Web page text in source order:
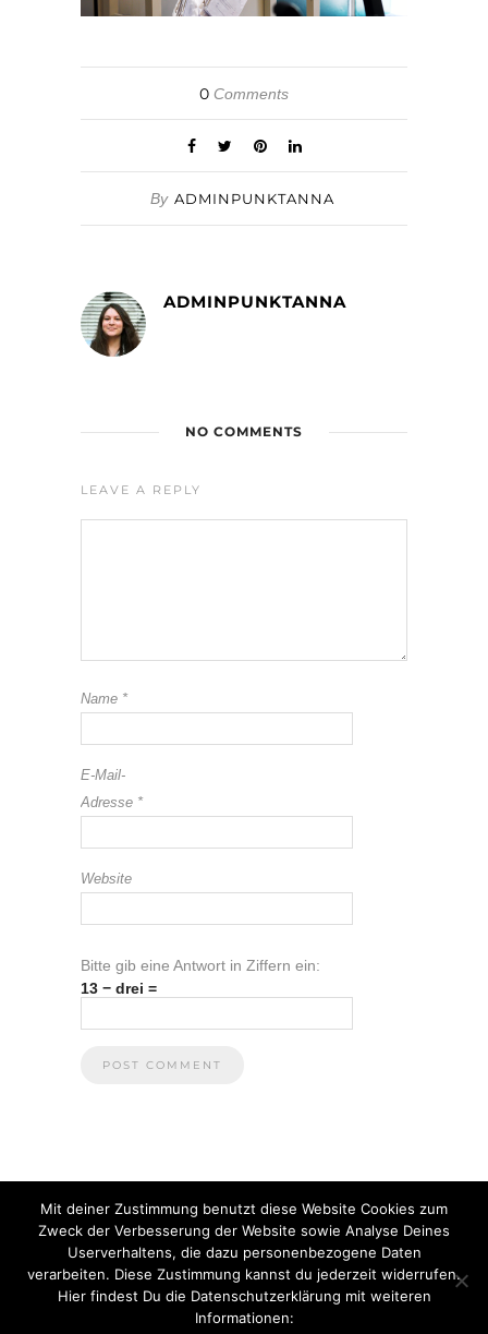
0 Comments
By ADMINPUNKTANNA
ADMINPUNKTANNA
NO COMMENTS
LEAVE A REPLY
Name *
E-Mail-
Adresse *
Website
Bitte gib eine Antwort in Ziffern ein:
13 − drei =
Mit deiner Zustimmung benutzt diese Website Cookies zum
Zweck der Verbesserung der Website sowie Analyse Deines
Userverhaltens, die dazu personenbezogene Daten
verarbeiten. Diese Zustimmung kannst du jederzeit widerrufen.
Hier findest Du die Datenschutzerklärung mit weiteren
Informationen: